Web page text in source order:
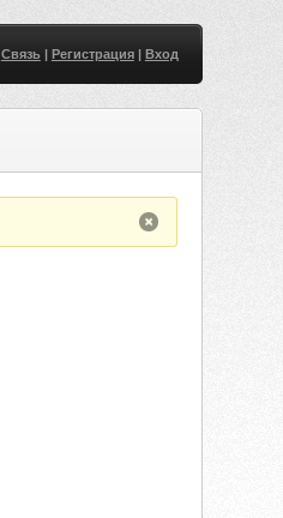
Связь| Регистрация| Вход